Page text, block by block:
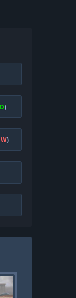
)
)